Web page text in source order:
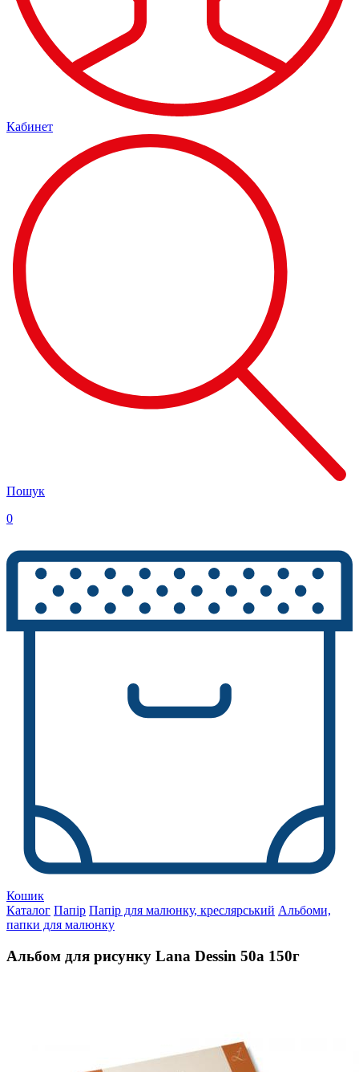
Кабинет
Пошук
0
Кошик
Каталог Папір Папір для малюнку, креслярський Альбоми,
папки для малюнку
Альбом для рисунку Lana Dessin 50а 150г